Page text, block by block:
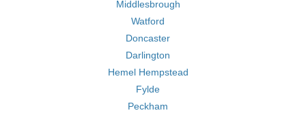
Middlesbrough
Watford
Doncaster
Darlington
Hemel Hempstead
Fylde
Peckham